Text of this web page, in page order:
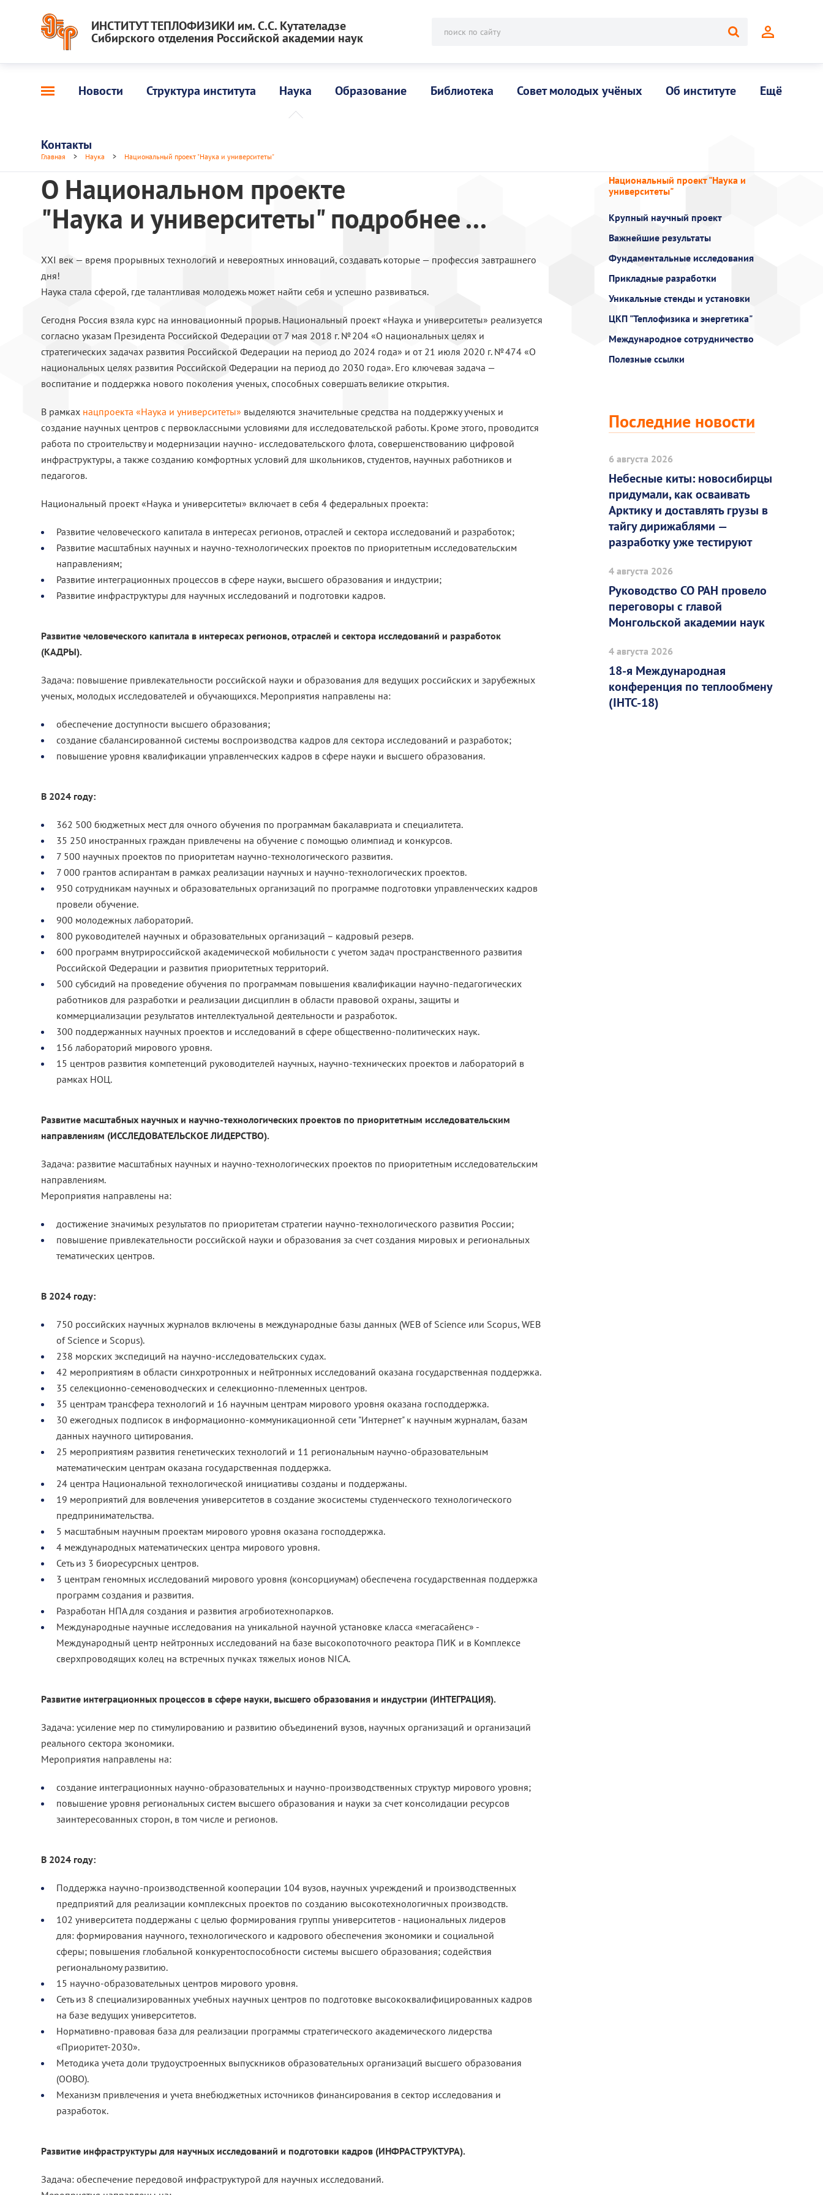
ИНСТИТУТ ТЕПЛОФИЗИКИ им. С.С. Кутателадзе
Сибирского отделения Российской академии наук поиск по сайту
Новости Структура института Наука Образование Библиотека Совет молодых учёных Об институте Ещё
Контакты
Главная > Наука > Национальный проект "Наука и университеты"
О Национальном проекте
"Наука и университеты" подробнее ...
XXI век — время прорывных технологий и невероятных инноваций, создавать которые — профессия завтрашнего
дня!
Наука стала сферой, где талантливая молодежь может найти себя и успешно развиваться.
Сегодня Россия взяла курс на инновационный прорыв. Национальный проект «Наука и университеты» реализуется
согласно указам Президента Российской Федерации от 7 мая 2018 г. № 204 «О национальных целях и
стратегических задачах развития Российской Федерации на период до 2024 года» и от 21 июля 2020 г. № 474 «О
национальных целях развития Российской Федерации на период до 2030 года». Его ключевая задача —
воспитание и поддержка нового поколения ученых, способных совершать великие открытия.
В рамках нацпроекта «Наука и университеты» выделяются значительные средства на поддержку ученых и
создание научных центров с первоклассными условиями для исследовательской работы. Кроме этого, проводится
работа по строительству и модернизации научно- исследовательского флота, совершенствованию цифровой
инфраструктуры, а также созданию комфортных условий для школьников, студентов, научных работников и
педагогов.
Национальный проект «Наука и университеты» включает в себя 4 федеральных проекта:
Развитие человеческого капитала в интересах регионов, отраслей и сектора исследований и разработок;
Развитие масштабных научных и научно-технологических проектов по приоритетным исследовательским
направлениям;
Развитие интеграционных процессов в сфере науки, высшего образования и индустрии;
Развитие инфраструктуры для научных исследований и подготовки кадров.
Развитие человеческого капитала в интересах регионов, отраслей и сектора исследований и разработок
(КАДРЫ).
Задача: повышение привлекательности российской науки и образования для ведущих российских и зарубежных
ученых, молодых исследователей и обучающихся. Мероприятия направлены на:
обеспечение доступности высшего образования;
создание сбалансированной системы воспроизводства кадров для сектора исследований и разработок;
повышение уровня квалификации управленческих кадров в сфере науки и высшего образования.
В 2024 году:
362 500 бюджетных мест для очного обучения по программам бакалавриата и специалитета.
35 250 иностранных граждан привлечены на обучение с помощью олимпиад и конкурсов.
7 500 научных проектов по приоритетам научно-технологического развития.
7 000 грантов аспирантам в рамках реализации научных и научно-технологических проектов.
950 сотрудникам научных и образовательных организаций по программе подготовки управленческих кадров
провели обучение.
900 молодежных лабораторий.
800 руководителей научных и образовательных организаций – кадровый резерв.
600 программ внутрироссийской академической мобильности с учетом задач пространственного развития
Российской Федерации и развития приоритетных территорий.
500 субсидий на проведение обучения по программам повышения квалификации научно-педагогических
работников для разработки и реализации дисциплин в области правовой охраны, защиты и
коммерциализации результатов интеллектуальной деятельности и разработок.
300 поддержанных научных проектов и исследований в сфере общественно-политических наук.
156 лабораторий мирового уровня.
15 центров развития компетенций руководителей научных, научно-технических проектов и лабораторий в
рамках НОЦ.
Развитие масштабных научных и научно-технологических проектов по приоритетным исследовательским
направлениям (ИССЛЕДОВАТЕЛЬСКОЕ ЛИДЕРСТВО).
Задача: развитие масштабных научных и научно-технологических проектов по приоритетным исследовательским
направлениям.
Мероприятия направлены на:
достижение значимых результатов по приоритетам стратегии научно-технологического развития России;
повышение привлекательности российской науки и образования за счет создания мировых и региональных
тематических центров.
В 2024 году:
750 российских научных журналов включены в международные базы данных (WEB of Science или Scopus, WEB
of Science и Scopus).
238 морских экспедиций на научно-исследовательских судах.
42 мероприятиям в области синхротронных и нейтронных исследований оказана государственная поддержка.
35 селекционно-семеноводческих и селекционно-племенных центров.
35 центрам трансфера технологий и 16 научным центрам мирового уровня оказана господдержка.
30 ежегодных подписок в информационно-коммуникационной сети "Интернет" к научным журналам, базам
данных научного цитирования.
25 мероприятиям развития генетических технологий и 11 региональным научно-образовательным
математическим центрам оказана государственная поддержка.
24 центра Национальной технологической инициативы созданы и поддержаны.
19 мероприятий для вовлечения университетов в создание экосистемы студенческого технологического
предпринимательства.
5 масштабным научным проектам мирового уровня оказана господдержка.
4 международных математических центра мирового уровня.
Сеть из 3 биоресурсных центров.
3 центрам геномных исследований мирового уровня (консорциумам) обеспечена государственная поддержка
программ создания и развития.
Разработан НПА для создания и развития агробиотехнопарков.
Международные научные исследования на уникальной научной установке класса «мегасайенс» -
Международный центр нейтронных исследований на базе высокопоточного реактора ПИК и в Комплексе
сверхпроводящих колец на встречных пучках тяжелых ионов NICA.
Развитие интеграционных процессов в сфере науки, высшего образования и индустрии (ИНТЕГРАЦИЯ).
Задача: усиление мер по стимулированию и развитию объединений вузов, научных организаций и организаций
реального сектора экономики.
Мероприятия направлены на:
создание интеграционных научно-образовательных и научно-производственных структур мирового уровня;
повышение уровня региональных систем высшего образования и науки за счет консолидации ресурсов
заинтересованных сторон, в том числе и регионов.
В 2024 году:
Поддержка научно-производственной кооперации 104 вузов, научных учреждений и производственных
предприятий для реализации комплексных проектов по созданию высокотехнологичных производств.
102 университета поддержаны с целью формирования группы университетов - национальных лидеров
для: формирования научного, технологического и кадрового обеспечения экономики и социальной
сферы; повышения глобальной конкурентоспособности системы высшего образования; содействия
региональному развитию.
15 научно-образовательных центров мирового уровня.
Сеть из 8 специализированных учебных научных центров по подготовке высококвалифицированных кадров
на базе ведущих университетов.
Нормативно-правовая база для реализации программы стратегического академического лидерства
«Приоритет-2030».
Методика учета доли трудоустроенных выпускников образовательных организаций высшего образования
(ООВО).
Механизм привлечения и учета внебюджетных источников финансирования в сектор исследования и
разработок.
Развитие инфраструктуры для научных исследований и подготовки кадров (ИНФРАСТРУКТУРА).
Задача: обеспечение передовой инфраструктурой для научных исследований.
Национальный проект "Наука и
университеты"
Крупный научный проект
Важнейшие результаты
Фундаментальные исследования
Прикладные разработки
Уникальные стенды и установки
ЦКП "Теплофизика и энергетика"
Международное сотрудничество
Полезные ссылки
Последние новости
6 августа 2026
Небесные киты: новосибирцы
придумали, как осваивать
Арктику и доставлять грузы в
тайгу дирижаблями —
разработку уже тестируют
4 августа 2026
Руководство СО РАН провело
переговоры с главой
Монгольской академии наук
4 августа 2026
18-я Международная
конференция по теплообмену
(IHTC-18)